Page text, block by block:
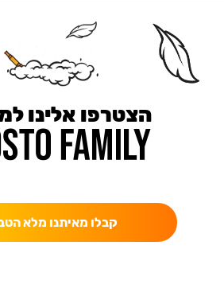
הצטרפו אלינו
קבלו מאיתנו מלא